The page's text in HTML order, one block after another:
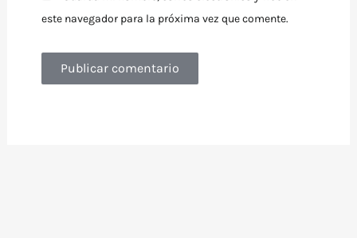
este navegador para la próxima vez que comente.